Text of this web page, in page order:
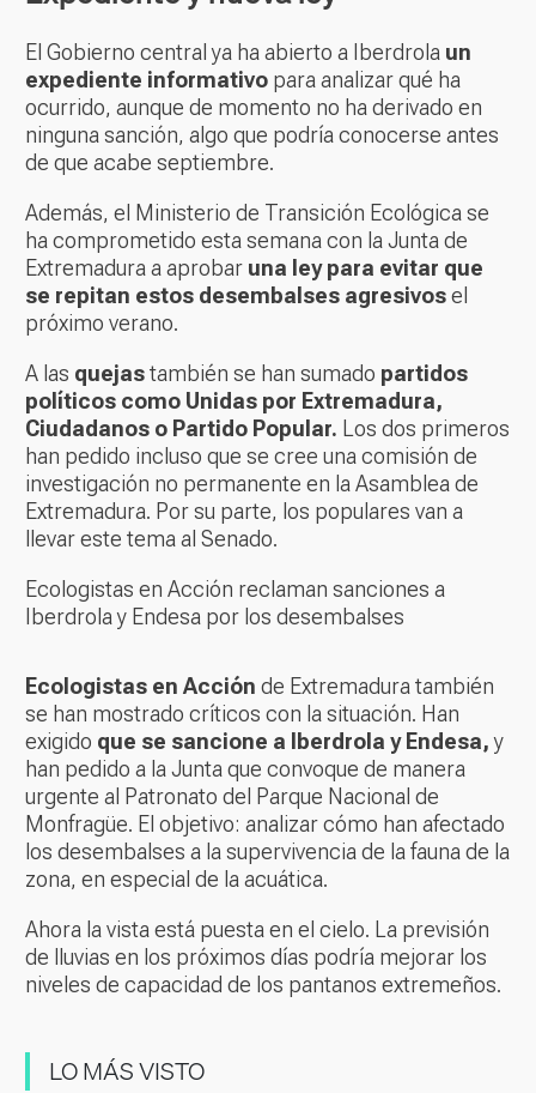
El Gobierno central ya ha abierto a Iberdrola un
expediente informativo para analizar qué ha
ocurrido, aunque de momento no ha derivado en
ninguna sanción, algo que podría conocerse antes
de que acabe septiembre.
Además, el Ministerio de Transición Ecológica se
ha comprometido esta semana con la Junta de
Extremadura a aprobar una ley para evitar que
se repitan estos desembalses agresivosel
próximo verano.
A las quejastambién se han sumado partidos
políticos como Unidas por Extremadura,
Ciudadanos o Partido Popular. Los dos primeros
han pedido incluso que se cree una comisión de
investigación no permanente en la Asamblea de
Extremadura. Por su parte, los populares van a
llevar este tema al Senado.
Ecologistas en Acción reclaman sanciones a
Iberdrola y Endesa por los desembalses
Ecologistas en Acción de Extremadura también
se han mostrado críticos con la situación. Han
exigido que se sancione a Iberdrola y Endesa,y
han pedido a la Junta que convoque de manera
urgente al Patronato del Parque Nacional de
Monfragüe. El objetivo: analizar cómo han afectado
los desembalses a la supervivencia de la fauna de la
zona, en especial de la acuática.
Ahora la vista está puesta en el cielo. La previsión
de lluvias en los próximos días podría mejorar los
niveles de capacidad de los pantanos extremeños.
LO MÁS VISTO